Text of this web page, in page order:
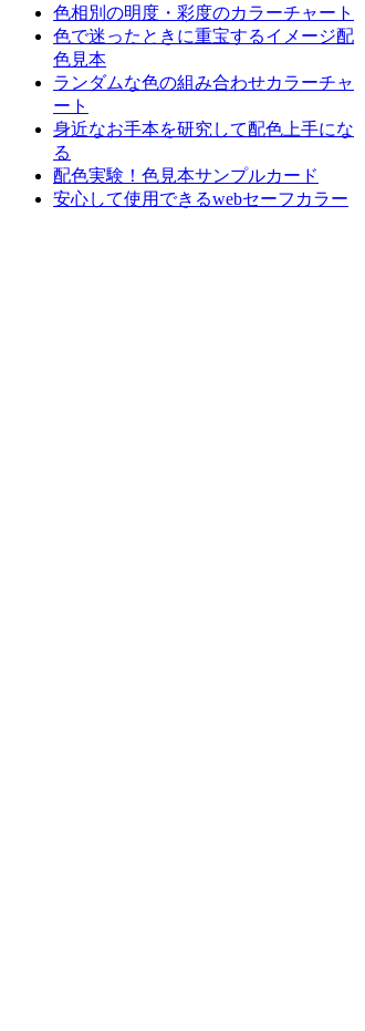
色相別の明度・彩度のカラーチャート
色で迷ったときに重宝するイメージ配
色見本
ランダムな色の組み合わせカラーチャ
ート
身近なお手本を研究して配色上手にな
る
配色実験！色見本サンプルカード
安心して使用できるwebセーフカラー